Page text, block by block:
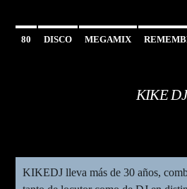
Editorial Prensa Ibérica ) esRadio
80 DISCO MEGAMIX
KIKE DJ
KIKEDJ lleva más de 30 años,